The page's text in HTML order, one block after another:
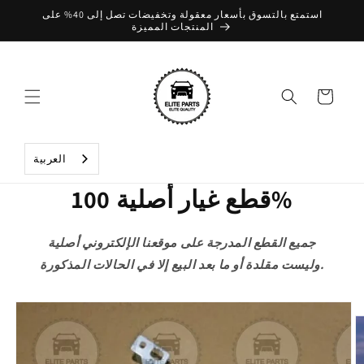
إلىاستمتع بالتسوق بأسعار معقولة وتخفيضات تصل إلى 40% على
المنتجات المميزة
التسوق
العربية‏
قطع غيار أصلية 100%
جميع القطع المدرجة على موقعنا الإلكتروني أصلية
وليست مقلدة أو ما بعد البيع إلا في الحالات المذكورة.
معلومات
المنتج